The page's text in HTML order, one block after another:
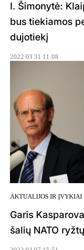
I. Šimonytė:
bus tiekiamos
dujotiekį
2022 03 31 11:08
AKTUALIJOS IR ĮVYKIAI
Garis
šalių NATO